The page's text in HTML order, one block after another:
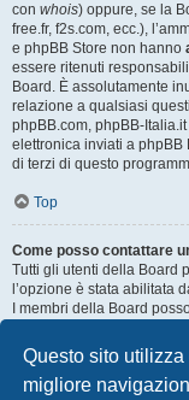
Questo sito
migliore
con whois) oppure, se la
free.fr, f2s.com, ecc.),
e phpBB Store non hanno
essere ritenuti
Board. È assolutamente
relazione a qualsiasi
phpBB.com, phpBB-
elettronica inviati a phpBB
di terzi di questo
Top
Come posso contattare
Tutti gli utenti della Board
l’opzione è stata abilitata
I membri della Board
Top